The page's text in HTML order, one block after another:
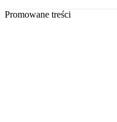
Promowane treści